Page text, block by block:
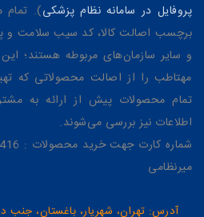
پروفایل در سامانه نظام پزشکی). تمام
برچسب اصالت کالا، کد سیب سلامت و
و سایر سازمان‌های مربوطه هستند؛
مهتاطب را از اصالت محصولاتی که
تمام محصولات پیش از ارائه به
اطلاعات نیز بررسی می‌شوند.
میرنظامی
آدرس: تهران، شهریار، باغستان، جنب